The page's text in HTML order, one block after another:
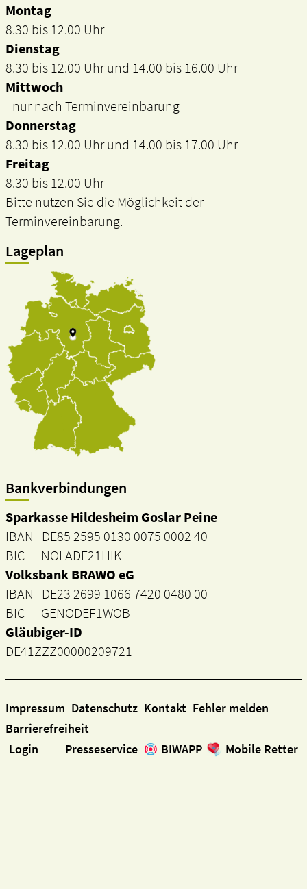
Montag
8.30 bis 12.00 Uhr
Dienstag
8.30 bis 12.00 Uhr und 14.00 bis 16.00 Uhr
Mittwoch
- nur nach Terminvereinbarung
Donnerstag
8.30 bis 12.00 Uhr und 14.00 bis 17.00 Uhr
Freitag
8.30 bis 12.00 Uhr
Bitte nutzen Sie die Möglichkeit der
Terminvereinbarung.
Lageplan
Bankverbindungen
Sparkasse Hildesheim Goslar Peine
IBAN DE85 2595 0130 0075 0002 40
BIC NOLADE21HIK
Volksbank BRAWO eG
IBAN DE23 2699 1066 7420 0480 00
BIC GENODEF1WOB
Gläubiger-ID
DE41ZZZ00000209721
Impressum Datenschutz Kontakt Fehler melden
Barrierefreiheit
Login
Presseservice BIWAPP Mobile Retter